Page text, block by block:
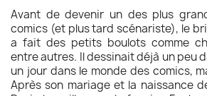
Avant de devenir un des plus
comics (et plus tard scénariste), le
a fait des petits boulots comme
entre autres. Il dessinait déjà un peu
un jour dans le monde des comics,
Après son mariage et la naissance